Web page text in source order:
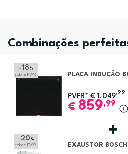
Combinações
-18 %
sobre PVPR PLACA INDUÇÃO
PVPR* € 1.049
,99
€ 859,99
-20 %
sobre PVPR EXAUSTOR